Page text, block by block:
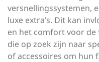
versnellingssystemen,
luxe extra’s. Dit kan
en het comfort voor de
die op zoek zijn naar
of accessoires om hun